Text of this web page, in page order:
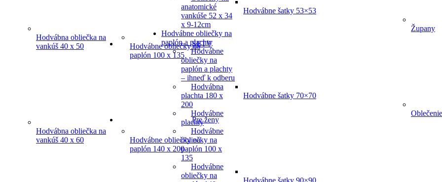
SETY
Pre ženy
anatomické
vankúše 52 x 34
x 9-12cm
Hodvábne obliečky na
paplón a plachty
Hodvábne
obliečky na
paplón a plachty
– ihneď k odberu
Hodvábna
plachta 180 x
200
Hodvábne
plachty
Hodvábne
obliečky na
paplón 100 x
135
Hodvábne
obliečky na
Hodvábna obliečka na
vankúš 40 x 50
Hodvábna obliečka na
vankúš 40 x 60
Hodvábne obliečky na
paplón 100 x 135
Hodvábne obliečky na
paplón 140 x 200
Hodvábne šatky 53×53
Hodvábne šatky 70×70
Hodvábne šatky 90×90
Župany
Oblečenie